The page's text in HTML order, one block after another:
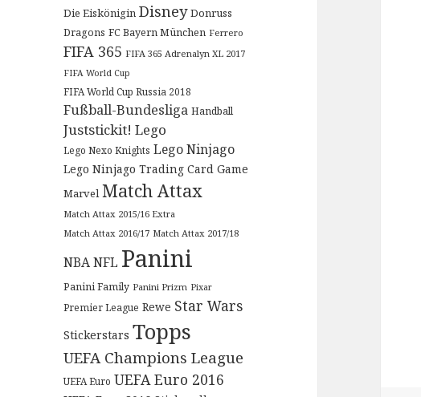
Die Eiskönigin Disney Donruss
Dragons FC Bayern München Ferrero
FIFA 365 FIFA 365 Adrenalyn XL 2017
FIFA World Cup
FIFA World Cup Russia 2018
Fußball-Bundesliga Handball
Juststickit! Lego
Lego Nexo Knights Lego Ninjago
Lego Ninjago Trading Card Game
Marvel Match Attax
Match Attax 2015/16 Extra
Match Attax 2016/17 Match Attax 2017/18
NBANFL Panini
Panini Family Panini Prizm Pixar
Premier League Rewe Star Wars
Stickerstars Topps
UEFA Champions League
UEFA Euro UEFA Euro 2016